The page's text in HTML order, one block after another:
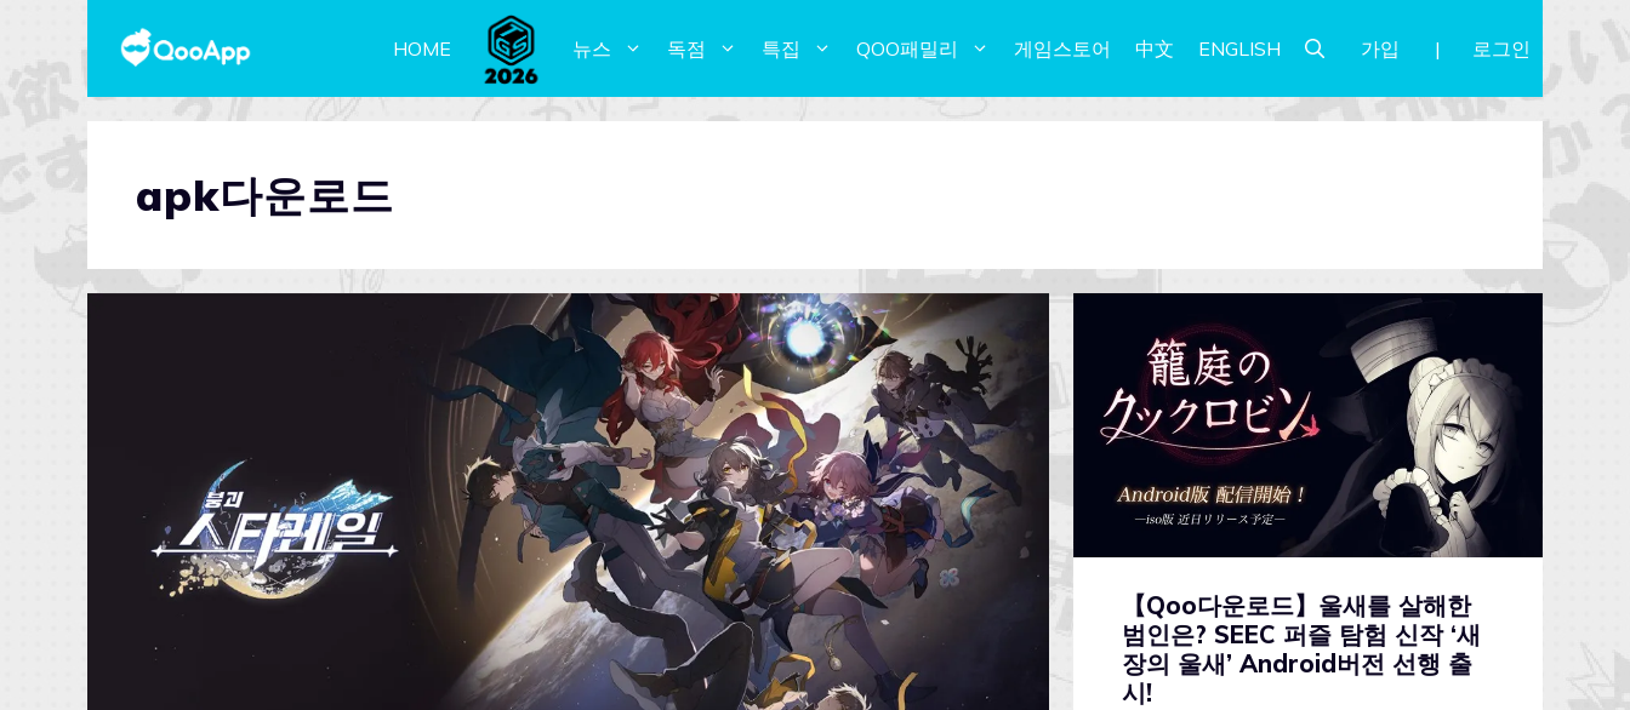
HOME 뉴스 독점 특집 QOO패밀리 게임스토어 中文 ENGLISH 가입 로그인
apk다운로드
【Qoo다운로드】울새를 살해한
범인은? SEEC 퍼즐 탐험 신작 ‘새
장의 울새’ Android버전 선행 출
시!